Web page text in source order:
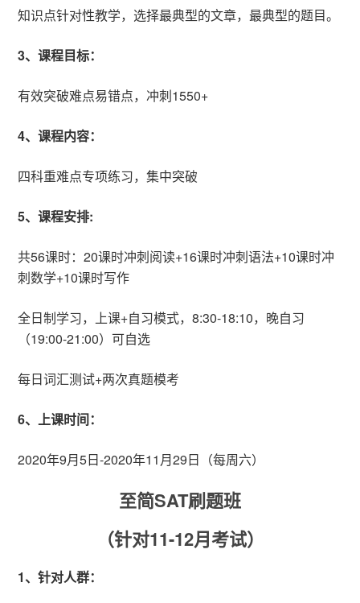
知识点针对性教学，选择最典型的文章，最典型的题目。
3、课程目标：
有效突破难点易错点，冲刺1550+
4、课程内容：
四科重难点专项练习，集中突破
5、课程安排:
共56课时：20课时冲刺阅读+16课时冲刺语法+10课时冲
刺数学+10课时写作
全日制学习，上课+自习模式，8:30-18:10，晚自习
（19:00-21:00）可自选
每日词汇测试+两次真题模考
6、上课时间：
2020年9月5日-2020年11月29日（每周六）
至简SAT刷题班
（针对11-12月考试）
1、针对人群：